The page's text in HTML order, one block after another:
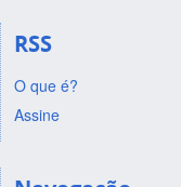
RSS
O que é?
Assine